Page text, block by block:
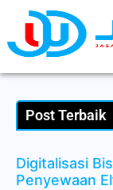
Post Terbaik
Digitalisasi
Penyewaan